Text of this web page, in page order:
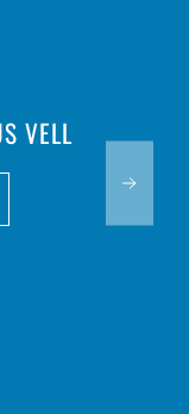
VELL